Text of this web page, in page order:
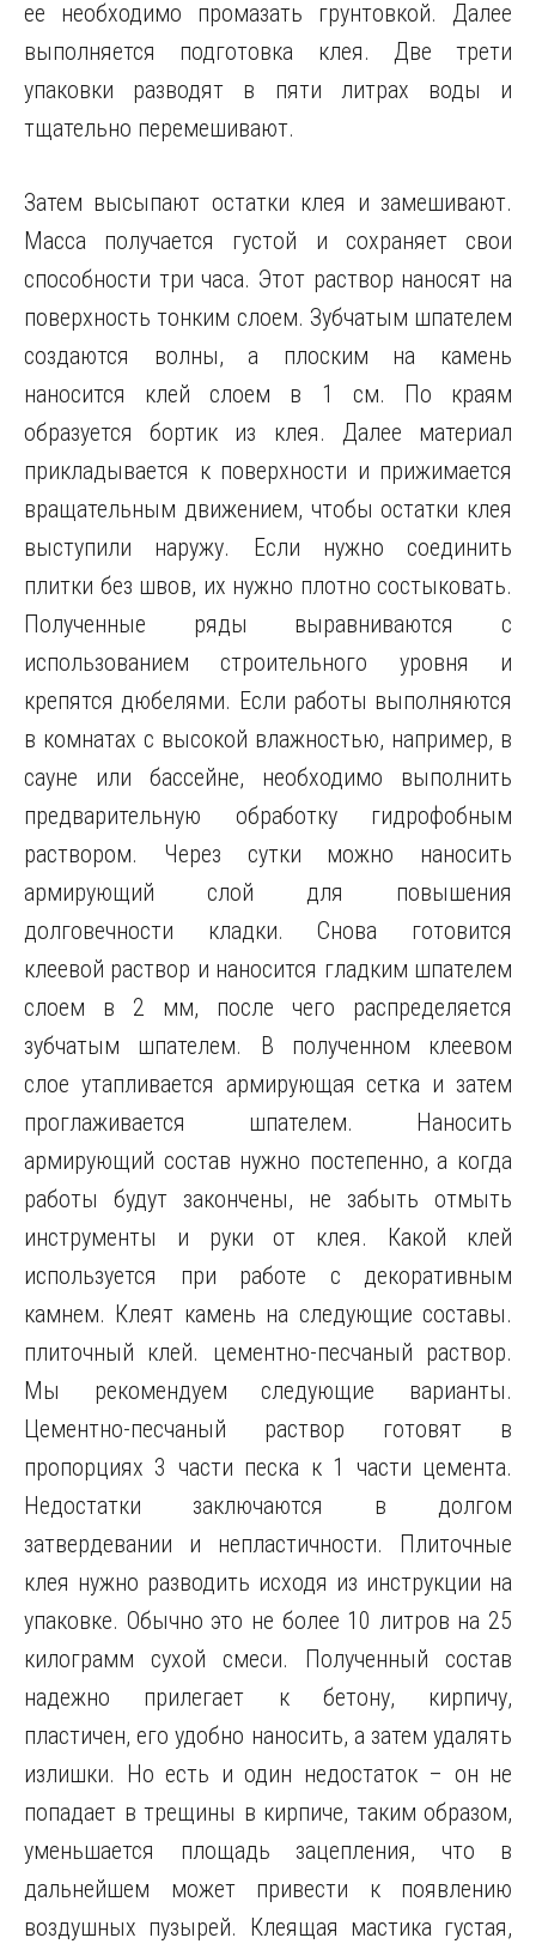
ее необходимо промазать грунтовкой. Далее
выполняется подготовка клея. Две трети
упаковки разводят в пяти литрах воды и
тщательно перемешивают.
Затем высыпают остатки клея и замешивают.
Масса получается густой и сохраняет свои
способности три часа. Этот раствор наносят на
поверхность тонким слоем. Зубчатым шпателем
создаются волны, а плоским на камень
наносится клей слоем в 1 см. По краям
образуется бортик из клея. Далее материал
прикладывается к поверхности и прижимается
вращательным движением, чтобы остатки клея
выступили наружу. Если нужно соединить
плитки без швов, их нужно плотно состыковать.
Полученные ряды выравниваются с
использованием строительного уровня и
крепятся дюбелями. Если работы выполняются
в комнатах с высокой влажностью, например, в
сауне или бассейне, необходимо выполнить
предварительную обработку гидрофобным
раствором. Через сутки можно наносить
армирующий слой для повышения
долговечности кладки. Снова готовится
клеевой раствор и наносится гладким шпателем
слоем в 2 мм, после чего распределяется
зубчатым шпателем. В полученном клеевом
слое утапливается армирующая сетка и затем
проглаживается шпателем. Наносить
армирующий состав нужно постепенно, а когда
работы будут закончены, не забыть отмыть
инструменты и руки от клея. Какой клей
используется при работе с декоративным
камнем. Клеят камень на следующие составы.
плиточный клей. цементно-песчаный раствор.
Мы рекомендуем следующие варианты.
Цементно-песчаный раствор готовят в
пропорциях 3 части песка к 1 части цемента.
Недостатки заключаются в долгом
затвердевании и непластичности. Плиточные
клея нужно разводить исходя из инструкции на
упаковке. Обычно это не более 10 литров на 25
килограмм сухой смеси. Полученный состав
надежно прилегает к бетону, кирпичу,
пластичен, его удобно наносить, а затем удалять
излишки. Но есть и один недостаток – он не
попадает в трещины в кирпиче, таким образом,
уменьшается площадь зацепления, что в
дальнейшем может привести к появлению
воздушных пузырей. Клеящая мастика густая,